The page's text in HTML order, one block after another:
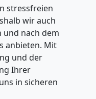
stressfreien
wir auch
und nach dem
anbieten. Mit
und der
Ihrer
in sicheren